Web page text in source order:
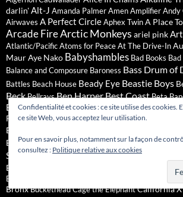
darlin'Alt-J Amanda PalmerAmenAmplifierAndy
Airwaves A Perfect CircleAphex TwinA Place
Arcade FireArctic Monkeys ariel pink
Atlantic/PacificAtoms for PeaceAt The Drive-In
MaurAye Nako Babyshambles Bad Books
Balance and Composure Baroness Bass Drum of
Battles Beach House Beady Eye Beastie Boys
BeckBellraysBen HarperBest CoastBeta
Biffy ClyroBill Ryder-JonesBilly CorganBilly
RevelationBlack CrowesBlack FrancisBlack Keys
Black Light Burns
Bleached Blink-182Bloc Party Blondie
Shoes
Blues ExplosionBlurBoards of Canada
Bicycle Club
Brandon
Brian Wilson
BronxBucketheadCage the ElephantCalifornia X
Confidentialité et cookies : ce site utilise des cookies.
ce site Web, vous acceptez leur utilisation.
Pour en savoir plus, notamment sur la façon de
consultez : Politique relative aux cookies